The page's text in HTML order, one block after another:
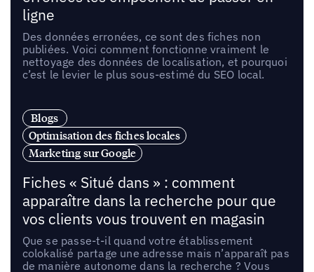
ligne
Des données erronées, ce sont des fiches non
publiées. Voici comment fonctionne vraiment le
nettoyage des données de localisation, et pourquoi
c’est le levier le plus sous-estimé du SEO local.
Blogs
Optimisation des fiches locales
Marketing sur Google
Fiches « Situé dans » : comment
apparaître dans la recherche pour que
vos clients vous trouvent en magasin
Que se passe-t-il quand votre établissement
colokalisé partage une adresse mais n’apparaît pas
de manière autonome dans la recherche ? Vous